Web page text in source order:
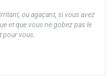
ou agaçant, si vous avez
et que vous ne gobez pas le
pour vous.